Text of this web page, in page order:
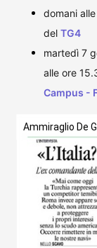
domani
delTG4
martedì 7
alle ore
Campus -
Ammiraglio De